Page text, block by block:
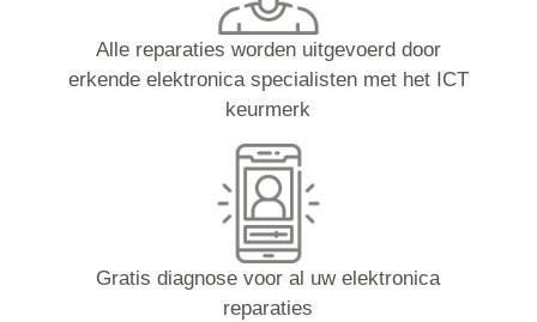
Alle reparaties worden uitgevoerd door
erkende elektronica specialisten met het ICT
keurmerk
Gratis diagnose voor al uw elektronica
reparaties